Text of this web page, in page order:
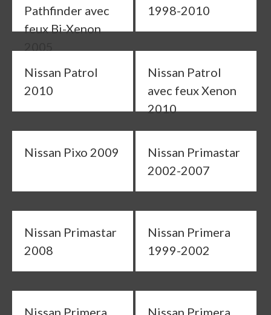
Pathfinder avec
feux Bi-Xenon
1998-2010
Nissan Patrol
2010
Nissan Patrol
avec feux Xenon
2010
Nissan Pixo 2009
Nissan Primastar
2002-2007
Nissan Primastar
2008
Nissan Primera
1999-2002
Nissan Primera
Nissan Primera